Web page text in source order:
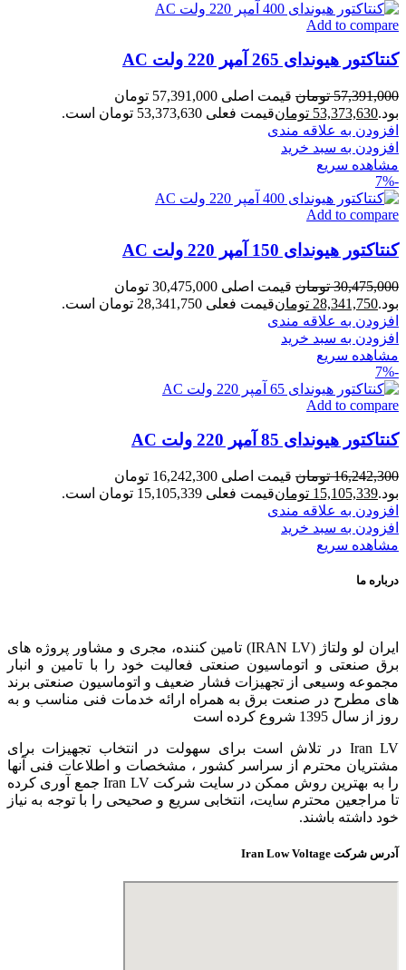
Add to compare
کنتاکتور هیوندای 265 آمپر 220 ولت AC
57,391,000 تومان
قیمت اصلی 57,391,000 تومان
بود.53,373,630 تومانقیمت فعلی 53,373,630 تومان است.
افزودن به علاقه مندی
افزودن به سبد خرید
مشاهده سریع
-7%
Add to compare
کنتاکتور هیوندای 150 آمپر 220 ولت AC
30,475,000 تومان
قیمت اصلی 30,475,000 تومان
بود.28,341,750 تومانقیمت فعلی 28,341,750 تومان است.
افزودن به علاقه مندی
افزودن به سبد خرید
مشاهده سریع
-7%
Add to compare
کنتاکتور هیوندای 85 آمپر 220 ولت AC
16,242,300 تومان
قیمت اصلی 16,242,300 تومان
بود.15,105,339 تومانقیمت فعلی 15,105,339 تومان است.
افزودن به علاقه مندی
افزودن به سبد خرید
مشاهده سریع
درباره ما
ایران لو ولتاژ (IRAN LV) تامین کننده، مجری و مشاور پروژه های
برق صنعتی و اتوماسیون صنعتی فعالیت خود را با تامین و انبار
مجموعه وسیعی از تجهیزات فشار ضعیف و اتوماسیون صنعتی برند
های مطرح در صنعت برق به همراه ارائه خدمات فنی مناسب و به
روز از سال 1395 شروع کرده است
Iran LV در تلاش است برای سهولت در انتخاب تجهیزات برای
مشتریان محترم از سراسر کشور ، مشخصات و اطلاعات فنی آنها
را به بهترین روش ممکن در سایت شرکت Iran LV جمع آوری کرده
تا مراجعین محترم سایت، انتخابی سریع و صحیحی را با توجه به نیاز
خود داشته باشند.
آدرس شرکت Iran Low Voltage